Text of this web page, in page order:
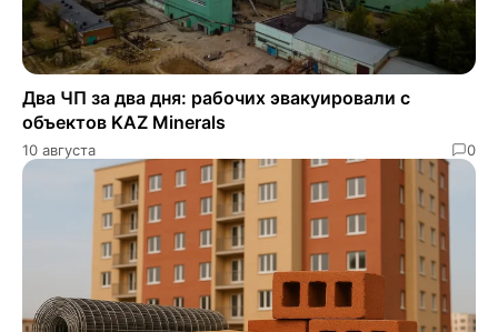
Два ЧП за два дня: рабочих эвакуировали с
объектов KAZ Minerals
10 августа 0